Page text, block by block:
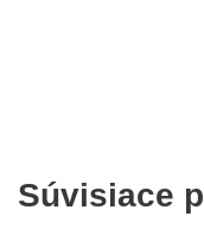
Súvisiace